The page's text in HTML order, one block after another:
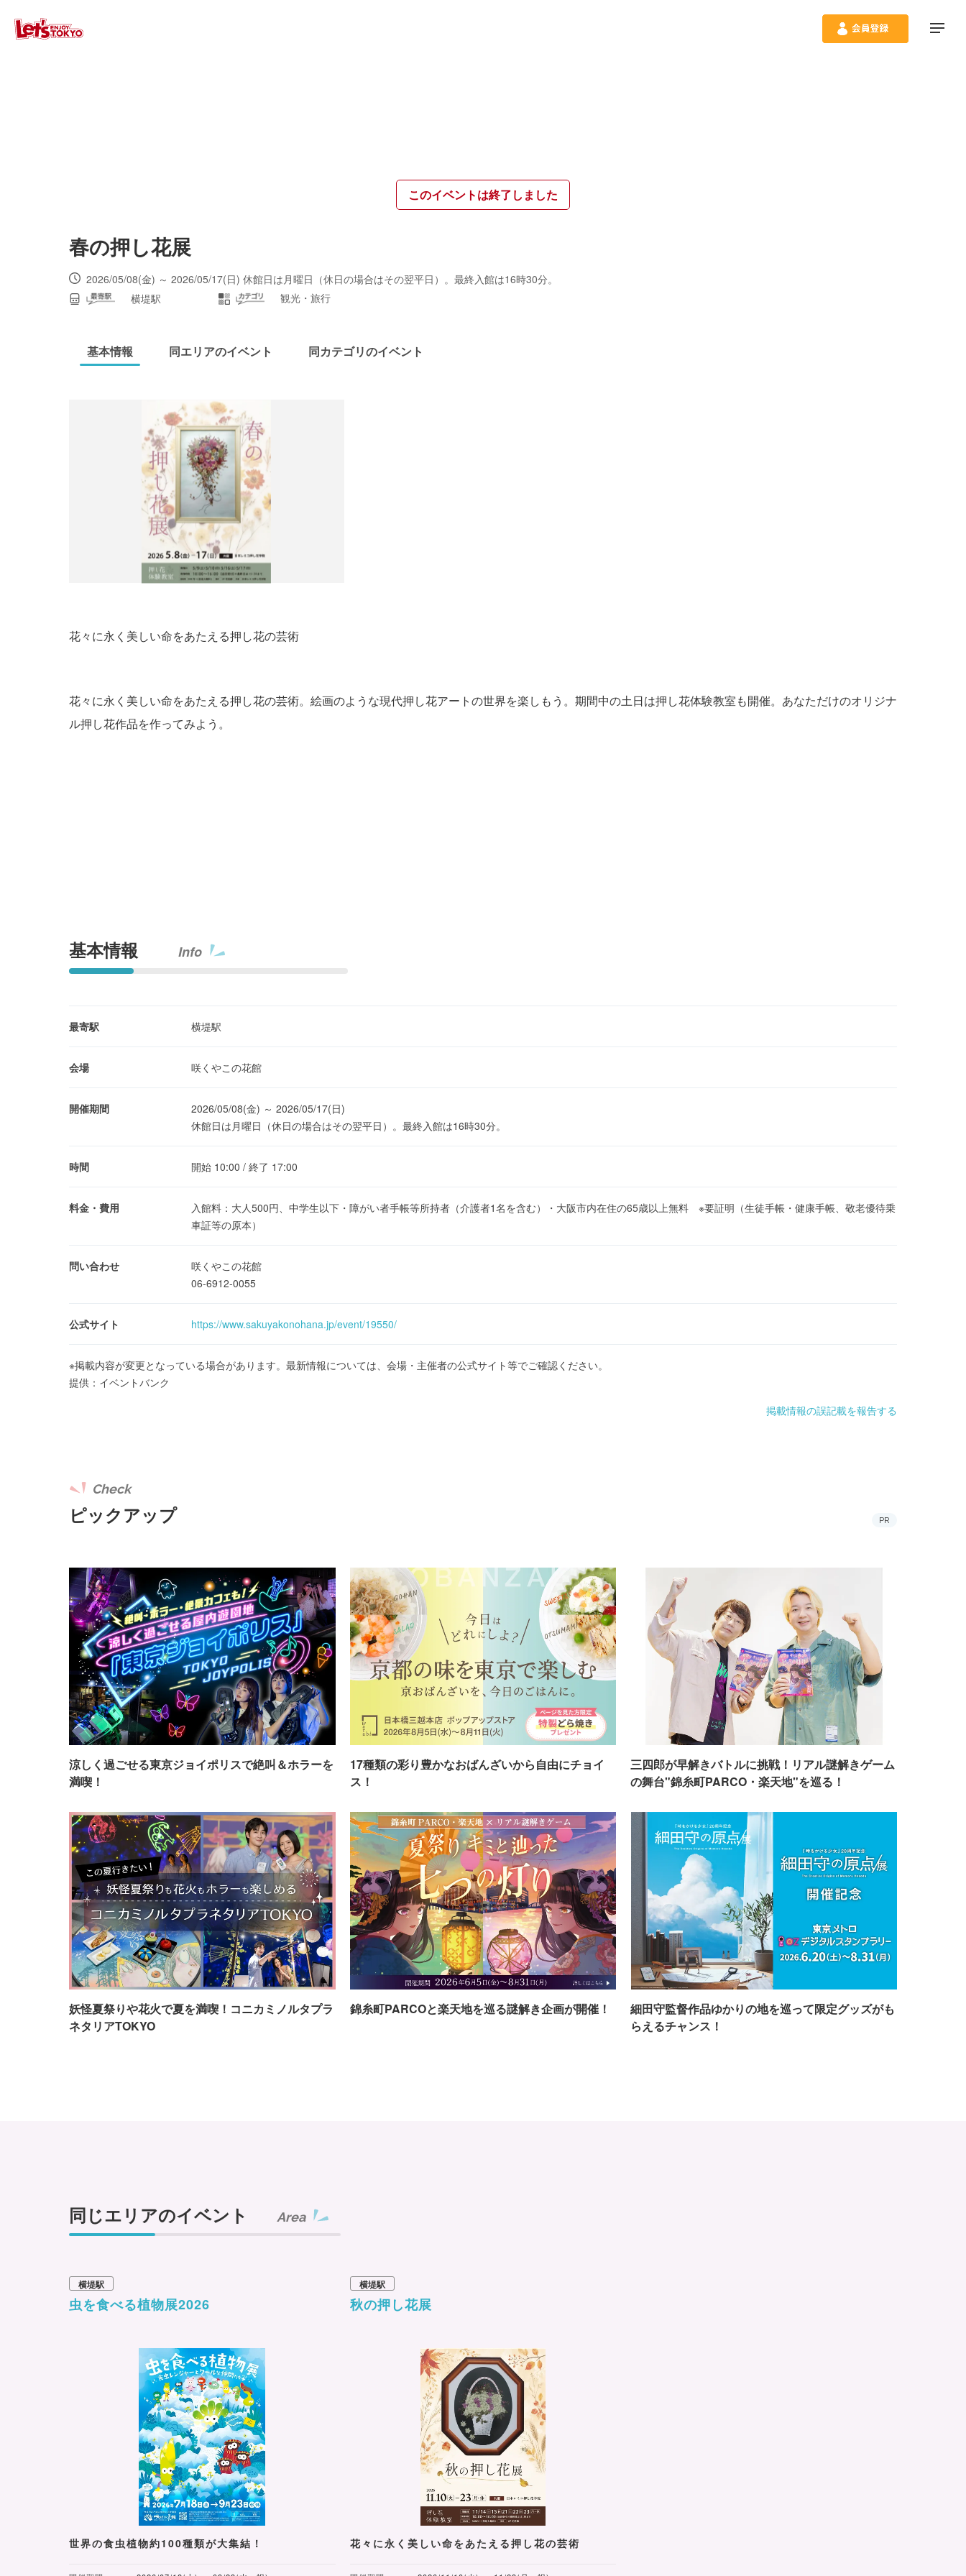
このイベントは終了しました
春の押し花展
2026/05/08(金) ～ 2026/05/17(日) 休館日は月曜日（休日の場合はその翌平日）。最終入館は16時30分。
横堤駅
観光・旅行
基本情報 同エリアのイベント 同カテゴリのイベント
花々に永く美しい命をあたえる押し花の芸術
花々に永く美しい命をあたえる押し花の芸術。絵画のような現代押し花アートの世界を楽しもう。期間中の土日は押し花体験教室も開催。あなただけのオリジナ
ル押し花作品を作ってみよう。
基本情報 Info
最寄駅 横堤駅
会場 咲くやこの花館
開催期間
2026/05/08(金) ～ 2026/05/17(日)
休館日は月曜日（休日の場合はその翌平日）。最終入館は16時30分。
時間 開始 10:00 / 終了 17:00
料金・費用
入館料：大人500円、中学生以下・障がい者手帳等所持者（介護者1名を含む）・大阪市内在住の65歳以上無料 ※要証明（生徒手帳・健康手帳、敬老優待乗
車証等の原本）
問い合わせ
咲くやこの花館
06-6912-0055
公式サイト https://www.sakuyakonohana.jp/event/19550/
※掲載内容が変更となっている場合があります。最新情報については、会場・主催者の公式サイト等でご確認ください。
提供：イベントバンク
掲載情報の誤記載を報告する
ピックアップ
Check
PR
涼しく過ごせる東京ジョイポリスで絶叫＆ホラーを
満喫！
17種類の彩り豊かなおばんざいから自由にチョイ
ス！
三四郎が早解きバトルに挑戦！リアル謎解きゲーム
の舞台"錦糸町PARCO・楽天地"を巡る！
妖怪夏祭りや花火で夏を満喫！コニカミノルタプラ
ネタリアTOKYO
錦糸町PARCOと楽天地を巡る謎解き企画が開催！
細田守監督作品ゆかりの地を巡って限定グッズがも
らえるチャンス！
同じエリアのイベント Area
横堤駅
虫を食べる植物展2026
世界の食虫植物約100種類が大集結！
横堤駅
秋の押し花展
花々に永く美しい命をあたえる押し花の芸術